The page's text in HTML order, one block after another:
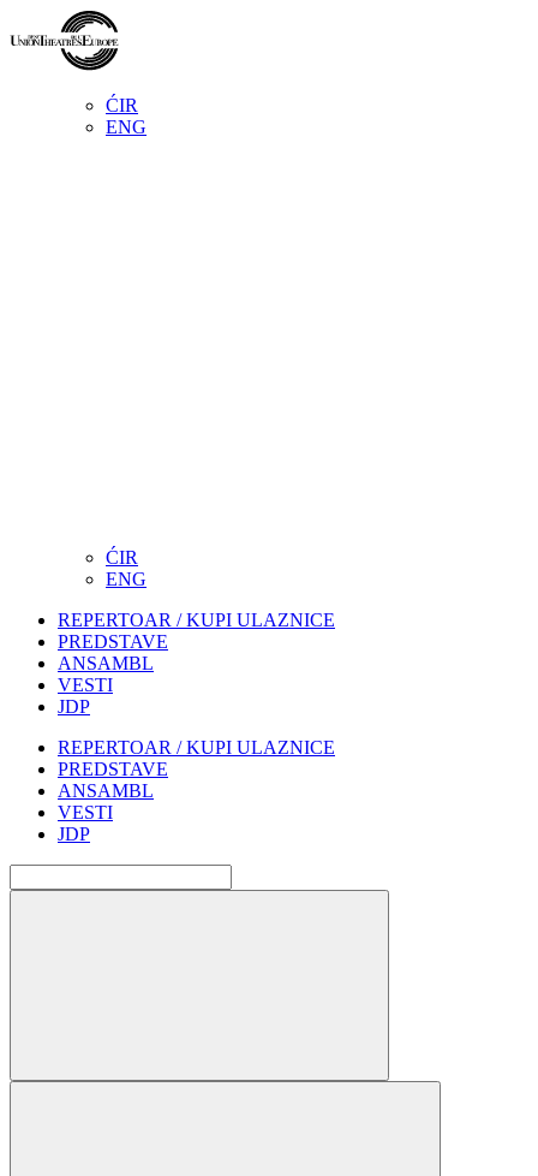
ĆIR
ENG
ĆIR
ENG
REPERTOAR / KUPI ULAZNICE
PREDSTAVE
ANSAMBL
VESTI
JDP
REPERTOAR / KUPI ULAZNICE
PREDSTAVE
ANSAMBL
VESTI
JDP